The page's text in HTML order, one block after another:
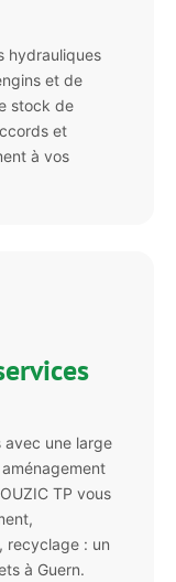
hydrauliques
et de
stock de
et
à vos
avec une large
TP vous
recyclage : un
à Guern.